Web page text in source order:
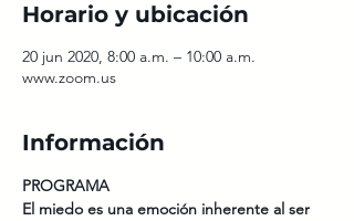
Horario y ubicación
20 jun 2020, 8:00 a.m. – 10:00 a.m.
www.zoom.us
Información
PROGRAMA
El miedo es una emoción inherente al ser